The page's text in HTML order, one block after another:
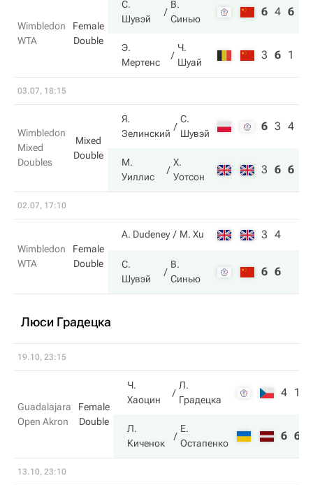
Wimbledon
WTA
Female
Double
С.
Шувэй
В.
Синью
6 4 6
Э.
Мертенс
Ч.
Шуай
3 6 1
03.07, 18:15
Wimbledon
Mixed
Doubles
Mixed
Double
Я.
Зелинский
С.
Шувэй
6 3 4
М.
Уиллис
Х.
Уотсон
3 6 6
02.07, 17:10
Wimbledon
WTA
Female
Double
A. Dudeney M. Xu 3 4
С.
Шувэй
В.
Синью
6 6
Люси Градецка
19.10, 23:15
Guadalajara
Open Akron
Female
Double
Ч.
Хаоцин
Л.
Градецка
4 1
Л.
Киченок
Е.
Остапенко
6 6
13.10, 23:10